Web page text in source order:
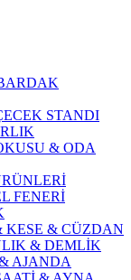
STANDI
& ODA
FENERİ
KESE & CÜZDAN
& DEMLİK
AJANDA